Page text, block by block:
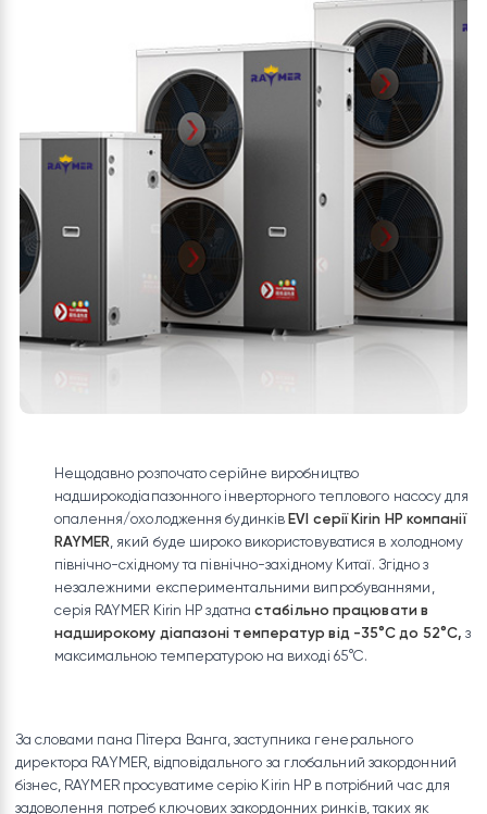
Нещодавно розпочато серійне виробництво
надширокодіапазонного інверторного теплового
опалення/охолодження будинківEVI серії Kirin HP
RAYMER, який буде широко використовуватися в
серія RAYMER Kirin HP здатнастабільно працювати в
надширокому діапазоні температур від -35°C до
максимальною температурою на виході 65°C.